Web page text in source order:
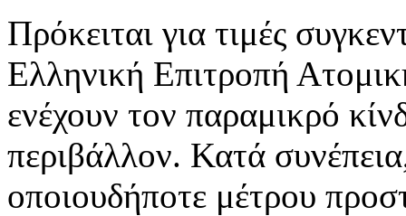
Πρόκειται για τιμές
Ελληνική Επιτροπή
ενέχουν τον παραμικρό
περιβάλλον. Κατά
οποιουδήποτε μέτρου